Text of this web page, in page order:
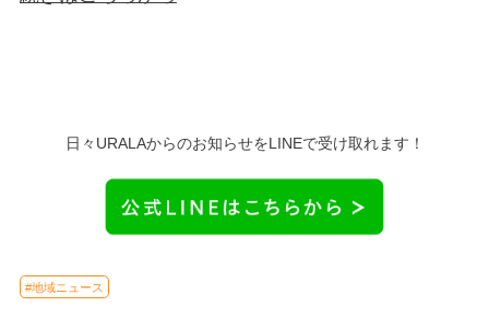
日々URALAからのお知らせをLINEで受け取れます！
#地域ニュース